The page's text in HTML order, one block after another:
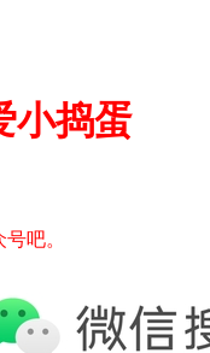
小捣蛋
吧。